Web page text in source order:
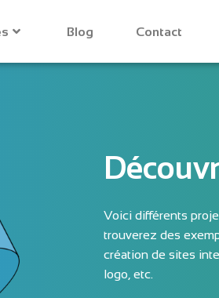
Blog Contact
Voici différents
trouverez des
création de sites
logo, etc.